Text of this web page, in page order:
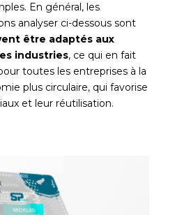
En général, les
analyser ci-dessous sont
être adaptés aux
industries, ce qui en fait
toutes les entreprises à la
plus circulaire, qui favorise
et leur réutilisation.